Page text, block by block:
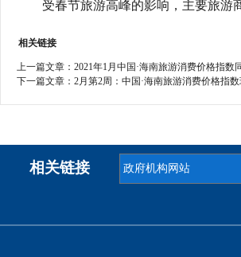
受春节旅游高峰的影响，主要旅游
相关链接
上一篇文章： 2021年1月中国·海南旅游消费价格指数
下一篇文章： 2月第2周：中国·海南旅游消费价格指
相关链接